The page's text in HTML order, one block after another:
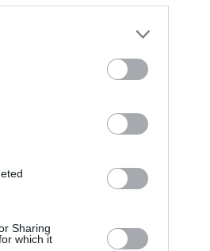
Sharing
which it